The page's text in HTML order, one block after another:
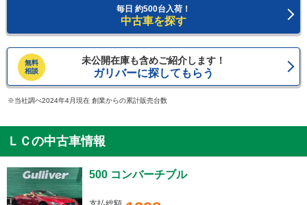
毎日 約500台入荷！
中古車を探す
無料
相談
未公開在庫も含めご紹介します！
ガリバーに探してもらう
当社調べ2024年4月現在 創業からの累計販売台数
ＬＣの中古車情報
500 コンバーチブル